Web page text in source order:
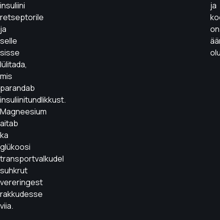
insuliini
retseptorile
ja
selle
sisse
lülitada,
mis
parandab
insuliinitundlikkust.
Magneesium
aitab
ka
glükoosi
transportvalkudel
suhkrut
vereringest
rakkudesse
viia.
ja
on